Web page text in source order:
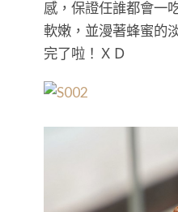
感，保證任誰都會一
軟嫩，並漫著蜂蜜的
完了啦！ＸＤ